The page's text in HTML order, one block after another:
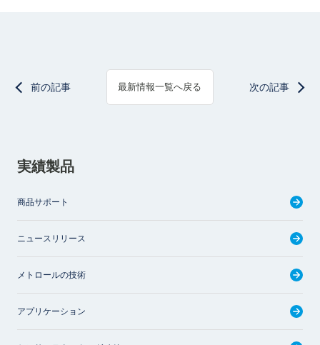
前の記事 最新情報一覧へ戻る 次の記事
実績製品
商品サポート
ニュースリリース
メトロールの技術
アプリケーション